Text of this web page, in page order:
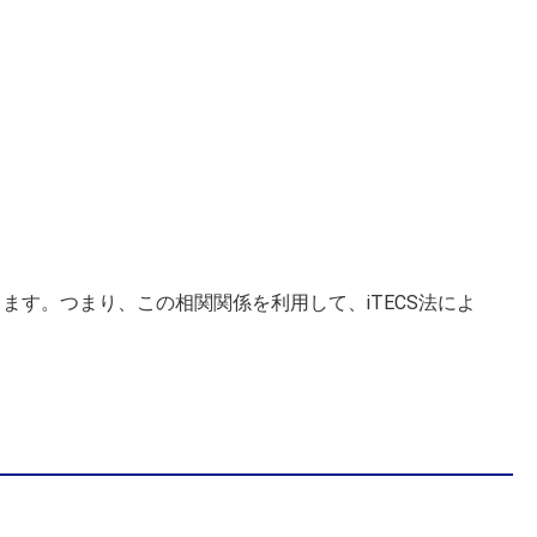
す。つまり、この相関関係を利用して、iTECS法によ